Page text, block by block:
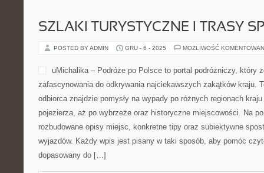
SZLAKI TURYSTYCZNE I TRASY
POSTED BY ADMIN GRU - 6 - 2025 MOŻLIWOŚĆ
uMichalika – Podróże po Polsce to portal podróżniczy, który
zafascynowania do odkrywania najciekawszych zakątków kraju.
odbiorca znajdzie pomysły na wypady po różnych regionach
pojezierza, aż po wybrzeże oraz historyczne miejscowości. Na
rozbudowane opisy miejsc, konkretne tipy oraz subiektywne
wyjazdów. Każdy wpis jest pisany w taki sposób, aby pomóc
dopasowany do […]